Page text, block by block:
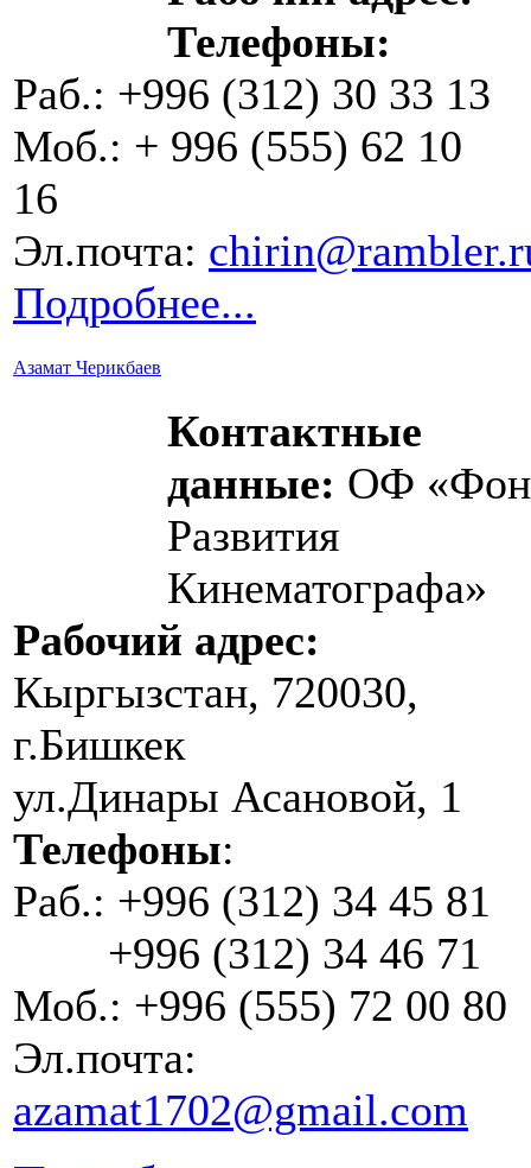
Телефоны:
Раб.: +996 (312) 30 33 13
Моб.: + 996 (555) 62 10
16
Эл.почта:
Подробнее...
Азамат Черикбаев
Контактные
данные: ОФ
Развития
Кинематографа»
Рабочий адрес:
Кыргызстан, 720030,
г.Бишкек
ул.Динары Асановой, 1
Телефоны:
Раб.: +996 (312) 34 45 81
+996 (312) 34 46 71
Моб.: +996 (555) 72 00 80
Эл.почта:
azamat1702@gmail.com